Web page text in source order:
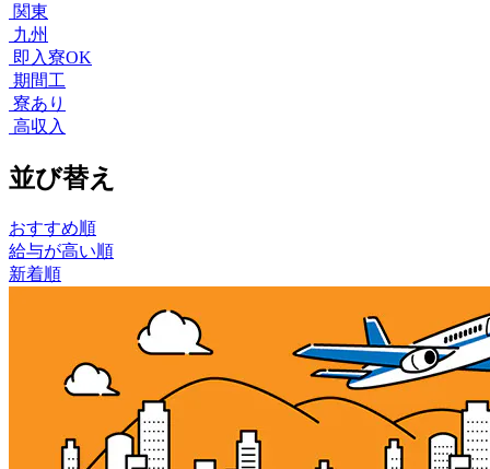
関東
九州
即入寮OK
期間工
寮あり
高収入
並び替え
おすすめ順
給与が高い順
新着順